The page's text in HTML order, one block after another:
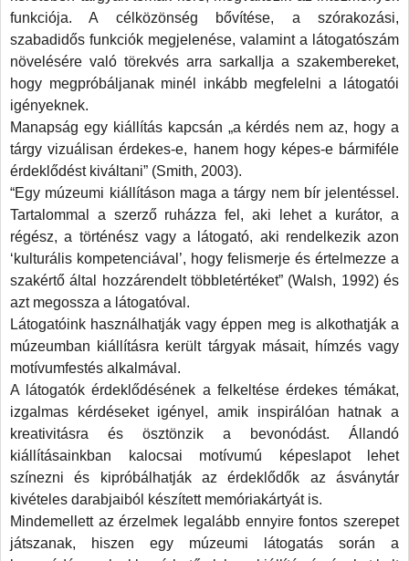
funkciója. A célközönség bővítése, a szórakozási,
szabadidős funkciók megjelenése, valamint a látogatószám
növelésére való törekvés arra sarkallja a szakembereket,
hogy megpróbáljanak minél inkább megfelelni a látogatói
igényeknek.
Manapság egy kiállítás kapcsán „a kérdés nem az, hogy a
tárgy vizuálisan érdekes-e, hanem hogy képes-e bármiféle
érdeklődést kiváltani” (Smith, 2003).
“Egy múzeumi kiállításon maga a tárgy nem bír jelentéssel.
Tartalommal a szerző ruházza fel, aki lehet a kurátor, a
régész, a történész vagy a látogató, aki rendelkezik azon
‘kulturális kompetenciával’, hogy felismerje és értelmezze a
szakértő által hozzárendelt többletértéket” (Walsh, 1992) és
azt megossza a látogatóval.
Látogatóink használhatják vagy éppen meg is alkothatják a
múzeumban kiállításra került tárgyak másait, hímzés vagy
motívumfestés alkalmával.
A látogatók érdeklődésének a felkeltése érdekes témákat,
izgalmas kérdéseket igényel, amik inspirálóan hatnak a
kreativitásra és ösztönzik a bevonódást. Állandó
kiállításainkban kalocsai motívumú képeslapot lehet
színezni és kipróbálhatják az érdeklődők az ásványtár
kivételes darabjaiból készített memóriakártyát is.
Mindemellett az érzelmek legalább ennyire fontos szerepet
játszanak, hiszen egy múzeumi látogatás során a